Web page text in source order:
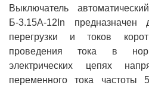
Выключатель
Б-3.15А-12In
перегрузки и токов
проведения тока в
электрических цепях
переменного тока